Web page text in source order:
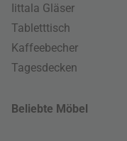
Iittala Gläser
Tabletttisch
Kaffeebecher
Tagesdecken
Beliebte Möbel